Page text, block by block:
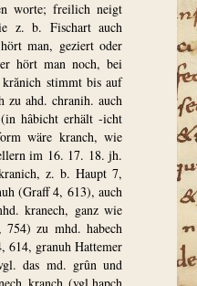
worte; freilich neigt
z. b. Fischart auch
man, geziert oder
hört man noch, bei
krănich stimmt bis auf
zu ahd. chranih. auch
hâbicht erhält -icht
wäre kranch, wie
im 16. 17. 18. jh.
z. b. Haupt 7,
(Graff 4, 613), auch
kranech, ganz wie
754) zu mhd. habech
614, granuh Hattemer
das md. grûn und